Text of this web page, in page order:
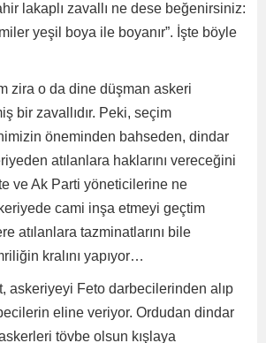
lakaplı zavallı ne dese beğenirsiniz:
yeşil boya ile boyanır”. İşte böyle
zira o da dine düşman askeri
bir zavallıdır. Peki, seçim
öneminden bahseden, dindar
atılanlara haklarını vereceğini
ve Ak Parti yöneticilerine ne
cami inşa etmeyi geçtim
atılanlara tazminatlarını bile
kralını yapıyor…
askeriyeyi Feto darbecilerinden alıp
eline veriyor. Ordudan dindar
tövbe olsun kışlaya